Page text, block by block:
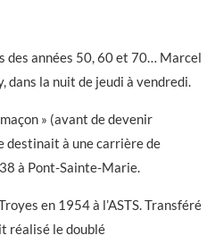
des années 50, 60 et 70… Marcel
dans la nuit de jeudi à vendredi.
» (avant de devenir
destinait à une carrière de
à Pont-Sainte-Marie.
en 1954 à l’ASTS. Transféré
réalisé le doublé